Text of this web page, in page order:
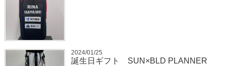
2024/01/25
誕生日ギフト SUN×BLD PLANNER